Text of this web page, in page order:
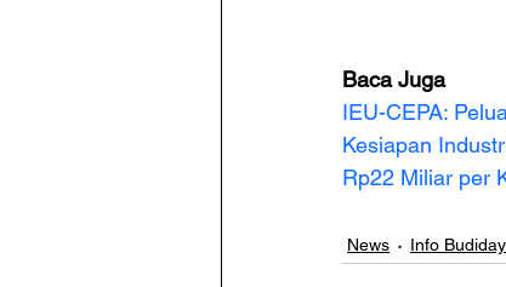
Baca Juga
IEU-CEPA:
Kesiapan
Rp22 Miliar per
News Info